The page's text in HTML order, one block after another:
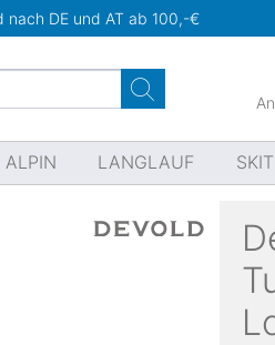
nach DE und AT ab 100,-€
ALPIN LANGLAUF